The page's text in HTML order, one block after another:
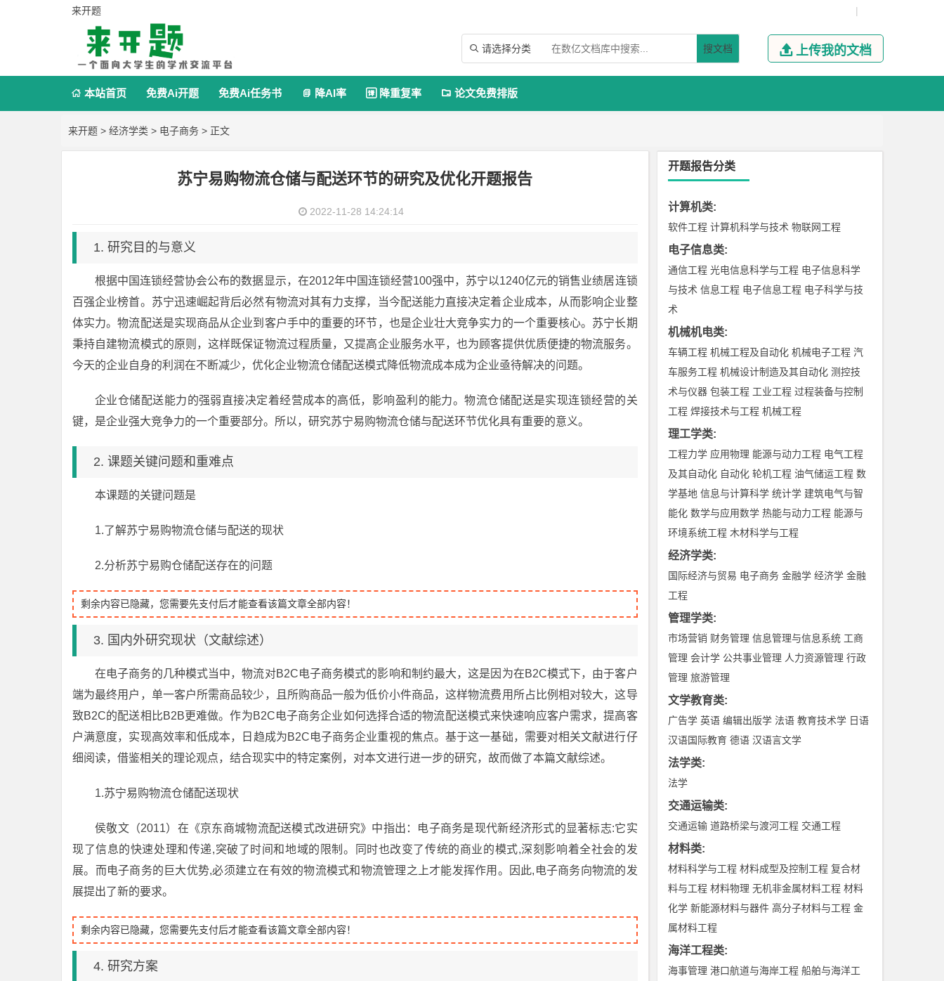
来开题 |
 请选择分类 搜文档  上传我的文档
 本站首页 免费Ai开题 免费Ai任务书  降AI率  降重复率  论文免费排版
来开题 > 经济学类 > 电子商务 > 正文
苏宁易购物流仓储与配送环节的研究及优化开题报告
2022-11-28 14:24:14
1. 研究目的与意义
根据中国连锁经营协会公布的数据显示，在2012年中国连锁经营100强中，苏宁以1240亿元的销售业绩居连锁
百强企业榜首。苏宁迅速崛起背后必然有物流对其有力支撑，当今配送能力直接决定着企业成本，从而影响企业整
体实力。物流配送是实现商品从企业到客户手中的重要的环节，也是企业壮大竞争实力的一个重要核心。苏宁长期
秉持自建物流模式的原则，这样既保证物流过程质量，又提高企业服务水平，也为顾客提供优质便捷的物流服务。
今天的企业自身的利润在不断减少，优化企业物流仓储配送模式降低物流成本成为企业亟待解决的问题。
企业仓储配送能力的强弱直接决定着经营成本的高低，影响盈利的能力。物流仓储配送是实现连锁经营的关
键，是企业强大竞争力的一个重要部分。所以，研究苏宁易购物流仓储与配送环节优化具有重要的意义。
2. 课题关键问题和重难点
本课题的关键问题是
1.了解苏宁易购物流仓储与配送的现状
2.分析苏宁易购仓储配送存在的问题
剩余内容已隐藏，您需要先支付后才能查看该篇文章全部内容！
3. 国内外研究现状（文献综述）
在电子商务的几种模式当中，物流对B2C电子商务模式的影响和制约最大，这是因为在B2C模式下，由于客户
端为最终用户，单一客户所需商品较少，且所购商品一般为低价小件商品，这样物流费用所占比例相对较大，这导
致B2C的配送相比B2B更难做。作为B2C电子商务企业如何选择合适的物流配送模式来快速响应客户需求，提高客
户满意度，实现高效率和低成本，日趋成为B2C电子商务企业重视的焦点。基于这一基础，需要对相关文献进行仔
细阅读，借鉴相关的理论观点，结合现实中的特定案例，对本文进行进一步的研究，故而做了本篇文献综述。
1.苏宁易购物流仓储配送现状
侯敬文（2011）在《京东商城物流配送模式改进研究》中指出：电子商务是现代新经济形式的显著标志:它实
现了信息的快速处理和传递,突破了时间和地域的限制。同时也改变了传统的商业的模式,深刻影响着全社会的发
展。而电子商务的巨大优势,必须建立在有效的物流模式和物流管理之上才能发挥作用。因此,电子商务向物流的发
展提出了新的要求。
剩余内容已隐藏，您需要先支付后才能查看该篇文章全部内容！
4. 研究方案
开题报告分类
计算机类:
软件工程 计算机科学与技术 物联网工程
电子信息类:
通信工程 光电信息科学与工程 电子信息科学
与技术 信息工程 电子信息工程 电子科学与技
术
机械机电类:
车辆工程 机械工程及自动化 机械电子工程 汽
车服务工程 机械设计制造及其自动化 测控技
术与仪器 包装工程 工业工程 过程装备与控制
工程 焊接技术与工程 机械工程
理工学类:
工程力学 应用物理 能源与动力工程 电气工程
及其自动化 自动化 轮机工程 油气储运工程 数
学基地 信息与计算科学 统计学 建筑电气与智
能化 数学与应用数学 热能与动力工程 能源与
环境系统工程 木材科学与工程
经济学类:
国际经济与贸易 电子商务 金融学 经济学 金融
工程
管理学类:
市场营销 财务管理 信息管理与信息系统 工商
管理 会计学 公共事业管理 人力资源管理 行政
管理 旅游管理
文学教育类:
广告学 英语 编辑出版学 法语 教育技术学 日语
汉语国际教育 德语 汉语言文学
法学类:
法学
交通运输类:
交通运输 道路桥梁与渡河工程 交通工程
材料类:
材料科学与工程 材料成型及控制工程 复合材
料与工程 材料物理 无机非金属材料工程 材料
化学 新能源材料与器件 高分子材料与工程 金
属材料工程
海洋工程类:
海事管理 港口航道与海岸工程 船舶与海洋工